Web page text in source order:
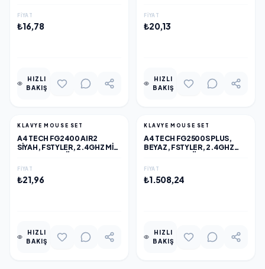
KLAVYE MOUSE SET
FIYAT
₺16,78
HIZLI
BAKIŞ
SESSİZ KLAVYE MOUSE SET
FIYAT
₺20,13
HIZLI
BAKIŞ
KLAVYE MOUSE SET
A4 TECH FG2400 AIR2
SIYAH, FSTYLER, 2.4GHZ MINI
SESSİZ KLAVYE MOUSE SET
FIYAT
₺21,96
HIZLI
BAKIŞ
KLAVYE MOUSE SET
A4 TECH FG2500S PLUS,
BEYAZ, FSTYLER, 2.4GHZ
M.MEDYA KLAVYE MOUSE
FIYAT
₺1.508,24
HIZLI
BAKIŞ